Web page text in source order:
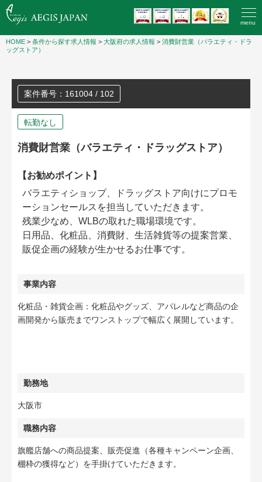
menu
HOME > 条件から探す求人情報 > 大阪府の求人情報 > 消費財営業（バラエティ・ドラ
ッグストア）
案件番号：161004 / 102
転勤なし
消費財営業（バラエティ・ドラッグストア）
【お勧めポイント】
バラエティショップ、ドラッグストア向けにプロモ
ーションセールスを担当していただきます。
残業少なめ、WLBの取れた職場環境です。
日用品、化粧品、消費財、生活雑貨等の提案営業、
販促企画の経験が生かせるお仕事です。
事業内容
化粧品・雑貨企画：化粧品やグッズ、アパレルなど商品の企
画開発から販売までワンストップで幅広く展開しています。
勤務地
大阪市
職務内容
旗艦店舗への商品提案、販売促進（各種キャンペーン企画、
棚枠の獲得など）を手掛けていただきます。